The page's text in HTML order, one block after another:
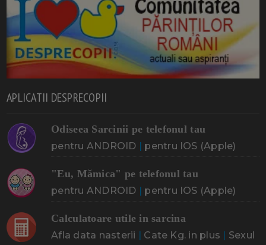
APLICATII DESPRECOPII
Odiseea Sarcinii pe telefonul tau
pentru ANDROID | pentru IOS (Apple)
"Eu, Mămica" pe telefonul tau
pentru ANDROID | pentru IOS (Apple)
Calculatoare utile in sarcina
Afla data nasterii | Cate Kg. in plus | Sexul